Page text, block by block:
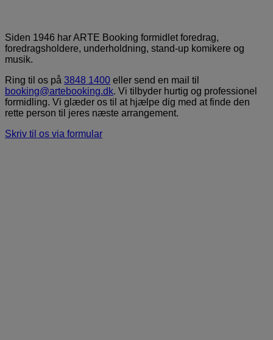
Siden 1946 har ARTE Booking formidlet foredrag,
foredragsholdere, underholdning, stand-up komikere og
musik.
Ring til os på 3848 1400 eller send en mail til
booking@artebooking.dk. Vi tilbyder hurtig og professionel
formidling. Vi glæder os til at hjælpe dig med at finde den
rette person til jeres næste arrangement.
Skriv til os via formular